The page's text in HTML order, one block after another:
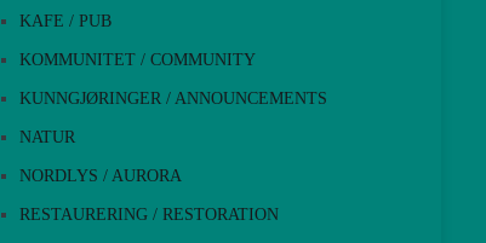
KAFE / PUB
KOMMUNITET / COMMUNITY
KUNNGJØRINGER / ANNOUNCEMENTS
NATUR
NORDLYS / AURORA
RESTAURERING / RESTORATION